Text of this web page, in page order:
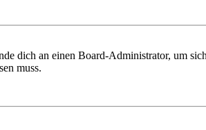
dich an einen Board-Administrator, um
muss.